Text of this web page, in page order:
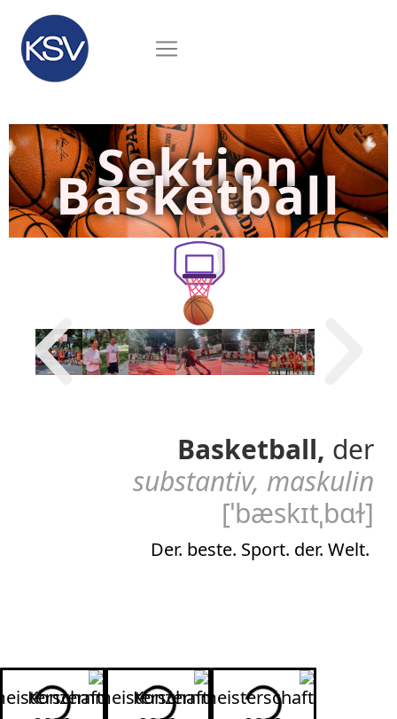
Sektion
Basketball
Basketball, der
substantiv, maskulin
[ˈbæskɪtˌbɑɫ]
Der. beste. Sport. der. Welt.